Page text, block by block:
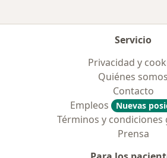
Servicio
Privacidad y
Quiénes somos
Contacto
Empleos
Nuevas
Términos y condiciones
Prensa